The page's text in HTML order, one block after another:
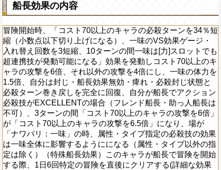
EXCELLENT：5倍）、（0）に戻す（必
上限突破
船長効果の内容
冒険開始時、「コスト70以上のキャラの必殺ターンを34％短
縮（小数点以下切り上げになる）、一味のVS効果ゲージ・
入れ替え回数を3短縮、10ターンの間一味は[力]スロットでも
超連携技が発動可能になる」効果を発動しコスト70以上のキ
ャラの攻撃を6倍、それ以外の攻撃を4倍にし、一味の体力を
1.5倍、自分は封じ・船長効果無効・痺れ・必殺封じ状態と
必殺ターン巻き戻しを完全に回復、自分が船長でアクション
必殺技がEXCELLENTの場合（フレンド船長・助っ人船長は
不可）、3ターンの間「コスト70以上のキャラの攻撃を6倍」
が「コスト70以上のキャラの攻撃を6.5倍」になり、場が
「ナワバリ：一味」の時、属性・タイプ指定の必殺技の効果
は一味全体に影響するようにになる（属性・タイプ以外の指
定は除く）（特殊船長効果）このキャラが船長で冒険を開始
する際、1日6回特定の冒険を直後にクリアする(詳細な効果